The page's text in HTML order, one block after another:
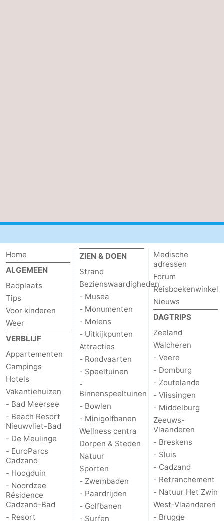
Home
ALGEMEEN
Badplaats
Tips
Voor kinderen
Weer
VERBLIJF
Appartementen
Campings
Hotels
Vakantiehuizen
- Bad Meersee
- Beach Resort
Nieuwvliet-Bad
- De Meulinge
- EuroParcs
Cadzand
- Hoogduin
- Noordzee
Résidence
Cadzand-Bad
- Resort
ZIEN & DOEN
Strand
Bezienswaardigheden
- Musea
- Monumenten
- Molens
- Uitkijkpunten
Attracties
- Rondvaarten
- Speeltuinen
-
Binnenspeeltuinen
- Bowlen
- Minigolfbanen
Wellness centra
Dorpen & Steden
Natuur
Sporten
- Zwembaden
- Paardrijden
- Golfbanen
- Surfen
Medische
adressen
Forum
Reisboekenwinkel
Nieuws
DAGTRIPS
Zeeland
Walcheren
- Veere
- Domburg
- Zoutelande
- Vlissingen
- Middelburg
Zeeuws-
Vlaanderen
- Breskens
- Sluis
- Cadzand
- Retranchement
- Natuur Het Zwin
West-Vlaanderen
- Brugge